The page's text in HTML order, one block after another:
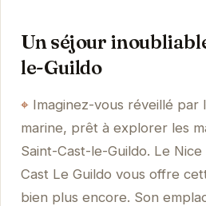
Un séjour
le-Guildo
Imaginez-vous réveillé par
marine, prêt à explorer les
Saint-Cast-le-Guildo. Le
Cast Le Guildo vous offre
bien plus encore. Son